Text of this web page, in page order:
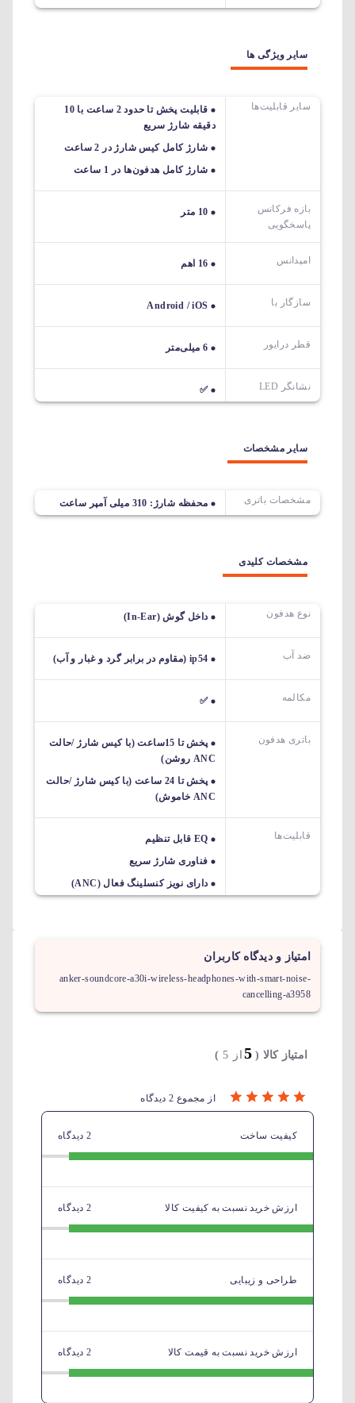
سایر ویژگی ها
سایر قابلیت‌ها
قابلیت پخش تا حدود 2 ساعت با 10
دقیقه شارژ سریع
شارژ کامل کیس شارژ در 2 ساعت
شارژ کامل هدفون‌ها در 1 ساعت
بازه فرکانس
پاسخگویی
10 متر
امپدانس 16 اهم
سازگار با Android / iOS
قطر درایور 6 میلی‌متر
نشانگر LED ✅
سایر مشخصات
مشخصات باتری محفظه شارژ: 310 میلی آمپر ساعت
مشخصات کلیدی
نوع هدفون داخل گوش (In-Ear)
ضد آب ip54 (مقاوم در برابر گرد و غبار و آب)
مکالمه ✅
باتری هدفون
پخش تا 15ساعت (با کیس شارژ /حالت
ANC روشن)
پخش تا 24 ساعت (با کیس شارژ /حالت
ANC خاموش)
قابلیت‌ها
EQ قابل تنظیم
فناوری شارژ سریع
دارای نویز کنسلینگ فعال (ANC)
امتیاز و دیدگاه کاربران
anker-soundcore-a30i-wireless-headphones-with-smart-noise-
cancelling-a3958
امتیاز کالا (5 از 5 )
از مجموع 2 دیدگاه
کیفیت ساخت 2 دیدگاه
ارزش خرید نسبت به کیفیت کالا 2 دیدگاه
طراحی و زیبایی 2 دیدگاه
ارزش خرید نسبت به قیمت کالا 2 دیدگاه